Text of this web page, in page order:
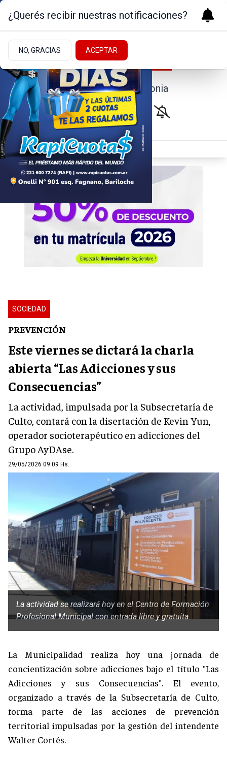
Noticias de la Patagonia
SOCIEDAD
PREVENCIÓN
Este viernes se dictará la charla
abierta “Las Adicciones y sus
Consecuencias”
La actividad, impulsada por la Subsecretaría de
Culto, contará con la disertación de Kevin Yun,
operador socioterapéutico en adicciones del
Grupo AyDAse.
29/05/2026 09:09 Hs.
La actividad se realizará hoy en el Centro de Formación
Profesional Municipal con entrada libre y gratuita.
La Municipalidad realiza hoy una jornada de
concientización sobre adicciones bajo el título "Las
Adicciones y sus Consecuencias". El evento,
organizado a través de la Subsecretaría de Culto,
forma parte de las acciones de prevención
territorial impulsadas por la gestión del intendente
Walter Cortés.
¿Querés recibir nuestras notificaciones?
NO, GRACIAS ACEPTAR